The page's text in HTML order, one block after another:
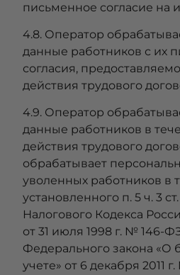
письменное согласие на
4.8. Оператор
данные работников с их
согласия,
действия трудового
4.9. Оператор
данные работников в
действия трудового
обрабатывает
уволенных работников в
установленного п. 5 ч. 3
Налогового Кодекса
от 31 июля 1998 г. № 146-
Федерального закона «О
учете» от 6 декабря